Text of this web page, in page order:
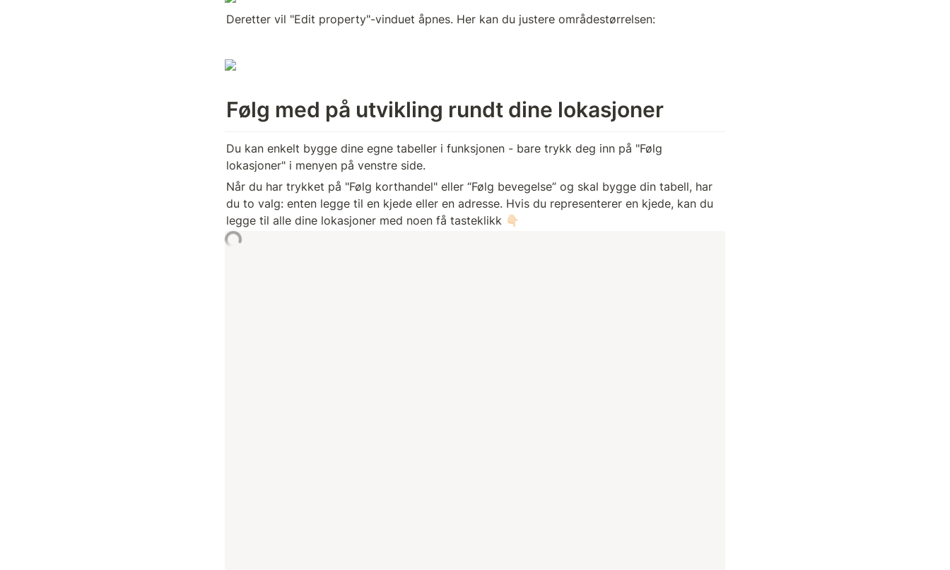
Deretter vil "Edit property"-vinduet åpnes. Her kan du justere områdestørrelsen:
Følg med på utvikling rundt dine lokasjoner
Du kan enkelt bygge dine egne tabeller i funksjonen - bare trykk deg inn på "Følg
lokasjoner" i menyen på venstre side.
Når du har trykket på "Følg korthandel" eller “Følg bevegelse” og skal bygge din tabell, har
du to valg: enten legge til en kjede eller en adresse. Hvis du representerer en kjede, kan du
legge til alle dine lokasjoner med noen få tasteklikk 👇🏻